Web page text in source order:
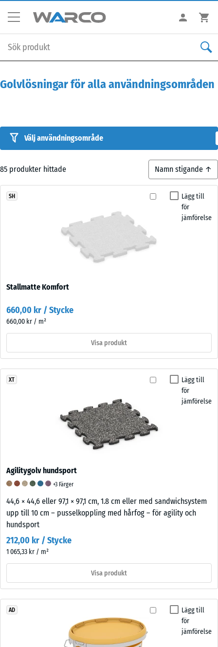
Golvlösningar för alla användningsområden
Välj användningsområde
85 produkter hittade
Lägg till
för
jämförelse
SH
Stallmatte Komfort
660,00 kr / Stycke
660,00 kr / m²
Visa produkt
Lägg till
för
jämförelse
XT
Agilitygolv hundsport
+3 Färger
44,6 × 44,6 eller 97,1 × 97,1 cm, 1.8 cm eller med sandwichsystem
upp till 10 cm – pusselkoppling med hårfog – för agility och
hundsport
212,00 kr / Stycke
1 065,33 kr / m²
Visa produkt
Lägg till
för
jämförelse
AD